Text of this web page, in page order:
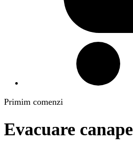
Primim comenzi
Evacuare